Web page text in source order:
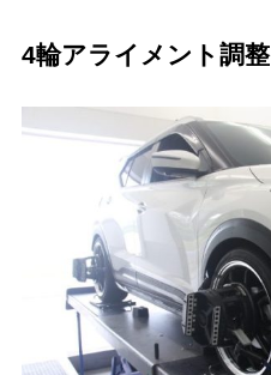
4輪アライメント調整